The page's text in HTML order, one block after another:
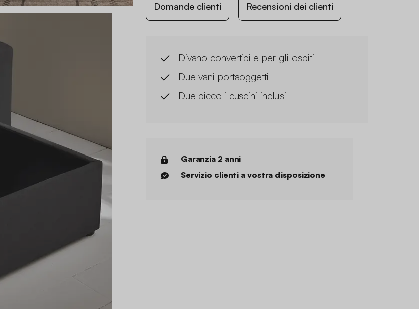
Domande clienti Recensioni dei clienti
Divano convertibile per gli ospiti
Due vani portaoggetti
Due piccoli cuscini inclusi
Garanzia 2 anni
Servizio clienti a vostra disposizione